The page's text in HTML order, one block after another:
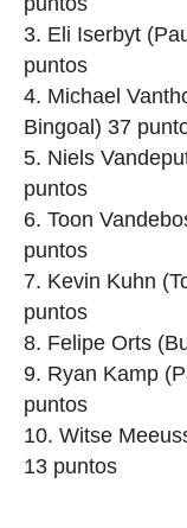
Eli Iserbyt
puntos
Michael
Bingoal) 37
Niels
puntos
Toon
puntos
Kevin Kuhn
puntos
Felipe Orts
Ryan Kamp
puntos
Witse
13 puntos